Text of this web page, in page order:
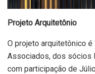
Projeto Arquitetônio
O projeto arquitetônico
Associados, dos sócios
com participação de